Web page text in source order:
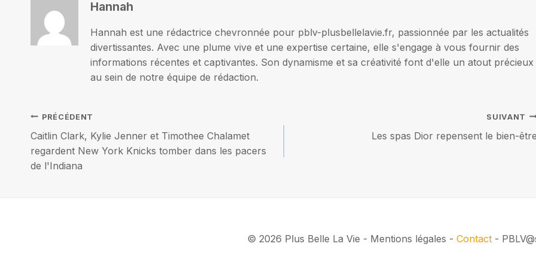
Hannah
Hannah est une rédactrice chevronnée pour pblv-plusbellelavie.fr, passionnée par les actualités
divertissantes. Avec une plume vive et une expertise certaine, elle s'engage à vous fournir des
informations récentes et captivantes. Son dynamisme et sa créativité font d'elle un atout précieux
au sein de notre équipe de rédaction.
Navigation
de
PRÉCÉDENT
Caitlin Clark, Kylie Jenner et Timothee Chalamet
regardent New York Knicks tomber dans les pacers
de l'Indiana
SUIVANT
Les spas Dior repensent le bien-être
© 2026 Plus Belle La Vie - Mentions légales - Contact-